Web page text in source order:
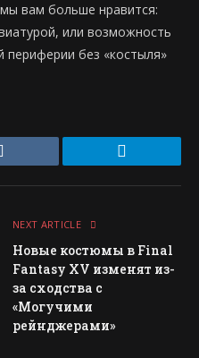
вам больше нравится:
или возможность
периферии без «костыля»
Telegram
NEXT ARTICLE
Новые костюмы в Final
Fantasy XV изменят из-
за сходства с
«Могучими
рейнджерами»